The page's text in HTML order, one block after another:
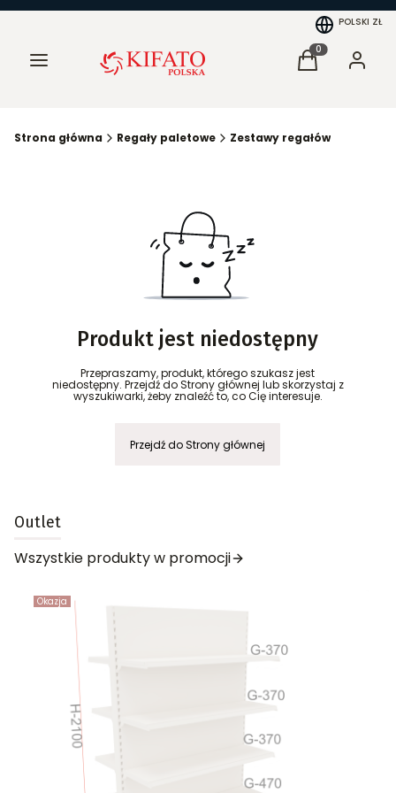
POLSKI ZŁ
Menu Produkty w
Koszyk Zaloguj
Strona główna Regały paletowe Zestawy regałów
Produkt jest niedostępny
Przepraszamy, produkt, którego szukasz jest
niedostępny. Przejdź do Strony głównej lub skorzystaj z
wyszukiwarki, żeby znaleźć to, co Cię interesuje.
Przejdź do Strony głównej
Outlet
Wszystkie produkty w promocji
Okazja